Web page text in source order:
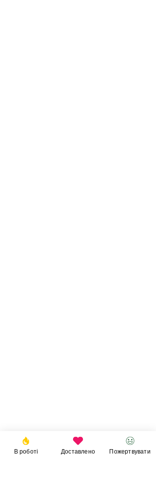
В роботі Доставлено Пожертвувати